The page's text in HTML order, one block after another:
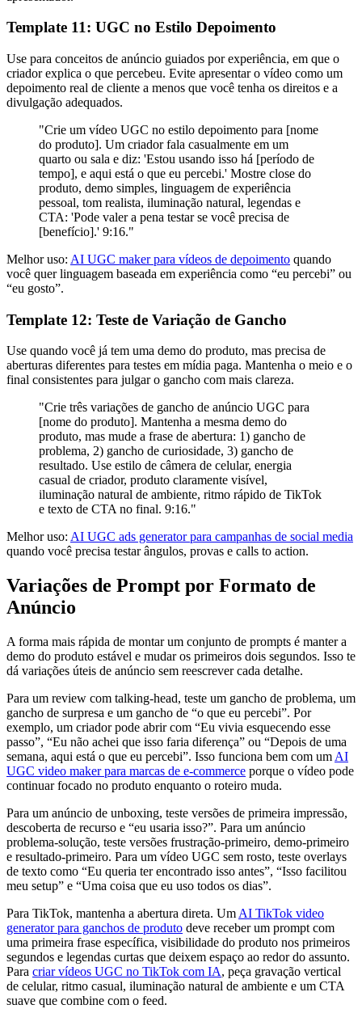
Template 11: UGC no Estilo Depoimento
Use para conceitos de anúncio guiados por experiência, em que o
criador explica o que percebeu. Evite apresentar o vídeo como um
depoimento real de cliente a menos que você tenha os direitos e a
divulgação adequados.
"Crie um vídeo UGC no estilo depoimento para [nome
do produto]. Um criador fala casualmente em um
quarto ou sala e diz: 'Estou usando isso há [período de
tempo], e aqui está o que eu percebi.' Mostre close do
produto, demo simples, linguagem de experiência
pessoal, tom realista, iluminação natural, legendas e
CTA: 'Pode valer a pena testar se você precisa de
[benefício].' 9:16."
Melhor uso: AI UGC maker para vídeos de depoimento quando
você quer linguagem baseada em experiência como “eu percebi” ou
“eu gosto”.
Template 12: Teste de Variação de Gancho
Use quando você já tem uma demo do produto, mas precisa de
aberturas diferentes para testes em mídia paga. Mantenha o meio e o
final consistentes para julgar o gancho com mais clareza.
"Crie três variações de gancho de anúncio UGC para
[nome do produto]. Mantenha a mesma demo do
produto, mas mude a frase de abertura: 1) gancho de
problema, 2) gancho de curiosidade, 3) gancho de
resultado. Use estilo de câmera de celular, energia
casual de criador, produto claramente visível,
iluminação natural de ambiente, ritmo rápido de TikTok
e texto de CTA no final. 9:16."
Melhor uso: AI UGC ads generator para campanhas de social media
quando você precisa testar ângulos, provas e calls to action.
Variações de Prompt por Formato de
Anúncio
A forma mais rápida de montar um conjunto de prompts é manter a
demo do produto estável e mudar os primeiros dois segundos. Isso te
dá variações úteis de anúncio sem reescrever cada detalhe.
Para um review com talking-head, teste um gancho de problema, um
gancho de surpresa e um gancho de “o que eu percebi”. Por
exemplo, um criador pode abrir com “Eu vivia esquecendo esse
passo”, “Eu não achei que isso faria diferença” ou “Depois de uma
semana, aqui está o que eu percebi”. Isso funciona bem com um AI
UGC video maker para marcas de e-commerce porque o vídeo pode
continuar focado no produto enquanto o roteiro muda.
Para um anúncio de unboxing, teste versões de primeira impressão,
descoberta de recurso e “eu usaria isso?”. Para um anúncio
problema-solução, teste versões frustração-primeiro, demo-primeiro
e resultado-primeiro. Para um vídeo UGC sem rosto, teste overlays
de texto como “Eu queria ter encontrado isso antes”, “Isso facilitou
meu setup” e “Uma coisa que eu uso todos os dias”.
Para TikTok, mantenha a abertura direta. Um AI TikTok video
generator para ganchos de produto deve receber um prompt com
uma primeira frase específica, visibilidade do produto nos primeiros
segundos e legendas curtas que deixem espaço ao redor do assunto.
Para criar vídeos UGC no TikTok com IA, peça gravação vertical
de celular, ritmo casual, iluminação natural de ambiente e um CTA
suave que combine com o feed.